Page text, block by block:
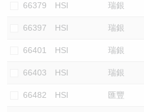
66379 HSI 瑞銀
66397 HSI 瑞銀
66401 HSI 瑞銀
66403 HSI 瑞銀
66482 HSI 匯豐